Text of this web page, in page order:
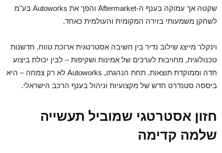
שקטה אך עמוקה בענף ה-Aftermarket והפך את Autoworks בע"מ
לשחקן משמעותי בזירה המקומית והעולמית כאחד.
וינקלר מייצג שילוב נדיר בין חשיבה אסטרטגית ארוכת טווח, חדשנות
טכנולוגית, מחויבות לערכים של אמינות ושקיפות – לבין יכולת ביצוע
חדה וממוקדת תוצאות. תחת הנהגתו, Autoworks לא רק צמחה – היא
ביססה סטנדרט חדש של מקצועיות וניהול בענף הרכב הישראלי.
חזון אסטרטגי שמוביל תעשייה
שלמה קדימה